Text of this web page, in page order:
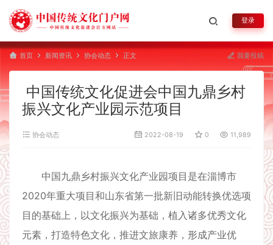
登录
首页 新闻资讯 协会动态 正文 我要投稿
中国传统文化促进会中国九鼎乡村
振兴文化产业园示范项目
协会动态 2022-08-19 0 11,989
中国九鼎乡村振兴文化产业园项目是在淄博市
2020年重大项目和山东省第一批新旧动能转换优选项
目的基础上，以文化振兴为基础，植入诸多优秀文化
元素，打造特色文化，推进文旅康养，形成产业优